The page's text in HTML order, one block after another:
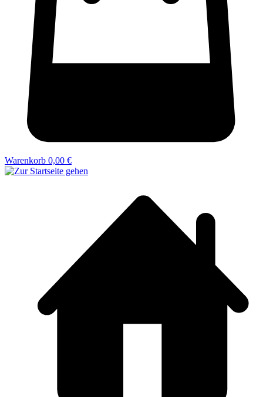
Warenkorb 0,00 €